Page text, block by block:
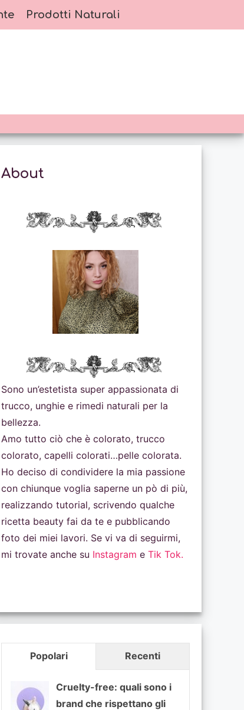
Prodotti Naturali
About
Sono un’estetista super appassionata di
trucco, unghie e rimedi naturali per la
bellezza.
Amo tutto ciò che è colorato, trucco
colorato, capelli colorati…pelle colorata.
Ho deciso di condividere la mia passione
con chiunque voglia saperne un pò di più,
realizzando tutorial, scrivendo qualche
ricetta beauty fai da te e pubblicando
foto dei miei lavori. Se vi va di seguirmi,
mi trovate anche su Instagram e Tik Tok.
Popolari Recenti
Cruelty-free: quali sono i
brand che rispettano gli